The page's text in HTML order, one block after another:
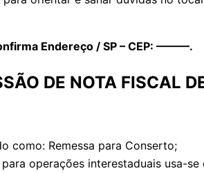
Endereço / SP – CEP: ———.
DE NOTA FISCAL
como: Remessa para Conserto;
operações interestaduais usa-se